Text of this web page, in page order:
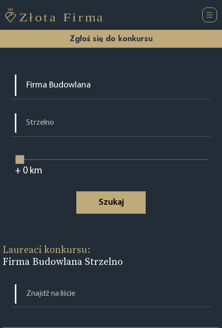
Zgłoś się do konkursu
+ 0km
Szukaj
Laureaci konkursu:
Firma Budowlana Strzelno